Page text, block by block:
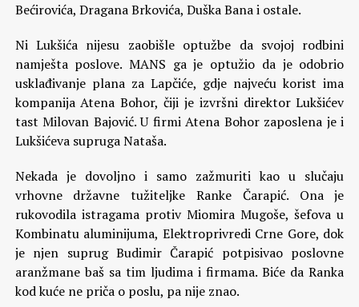
Bećirovića, Dragana Brkovića, Duška Bana i ostale.
Ni Lukšića nijesu zaobišle optužbe da svojoj rodbini
namješta poslove. MANS ga je optužio da je odobrio
usklađivanje plana za Lapčiće, gdje najveću korist ima
kompanija Atena Bohor, čiji je izvršni direktor Lukšićev
tast Milovan Bajović. U firmi Atena Bohor zaposlena je i
Lukšićeva supruga Nataša.
Nekada je dovoljno i samo zažmuriti kao u slučaju
vrhovne državne tužiteljke Ranke Čarapić. Ona je
rukovodila istragama protiv Miomira Mugoše, šefova u
Kombinatu aluminijuma, Elektroprivredi Crne Gore, dok
je njen suprug Budimir Čarapić potpisivao poslovne
aranžmane baš sa tim ljudima i firmama. Biće da Ranka
kod kuće ne priča o poslu, pa nije znao.